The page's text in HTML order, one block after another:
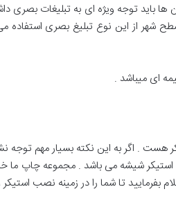
باید توجه ویژه ای به تبلیغات بصری
از این نوع تبلیغ بصری استفاده
ای میباشد .
. اگر به این نکته بسیار مهم توجه
استیکر شیشه می باشد . مجموعه چاپ
بفرمایید تا شما را در زمینه نصب استیکر